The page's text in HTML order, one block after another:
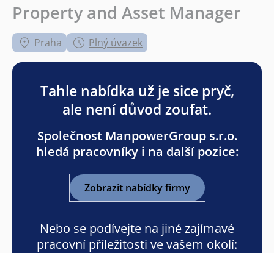
Property and Asset Manager
Praha Plný úvazek
Tahle nabídka už je sice pryč,
ale není důvod zoufat.
Společnost ManpowerGroup s.r.o.
hledá pracovníky i na další pozice:
Zobrazit nabídky firmy
Nebo se podívejte na jiné zajímavé
pracovní příležitosti ve vašem okolí: